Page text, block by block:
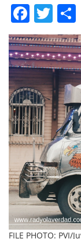
FILE PHOTO: PVI/